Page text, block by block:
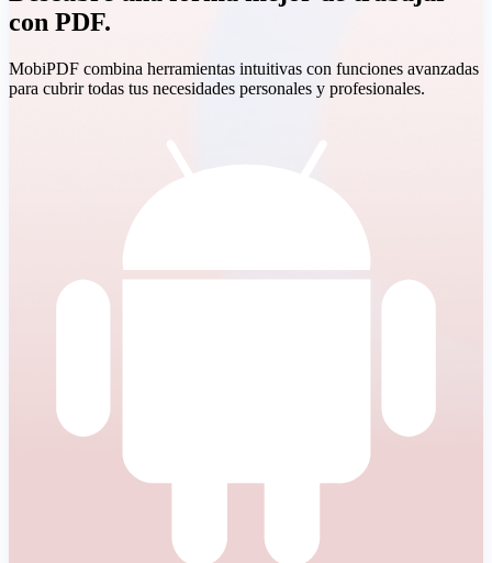
con PDF.
MobiPDF combina herramientas intuitivas con funciones avanzadas
para cubrir todas tus necesidades personales y profesionales.